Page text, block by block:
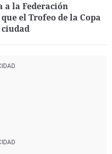
a la Federación
el Trofeo de la Copa